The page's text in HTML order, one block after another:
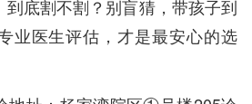
底割不割？别盲猜，带孩子到
业医生评估，才是最安心的选